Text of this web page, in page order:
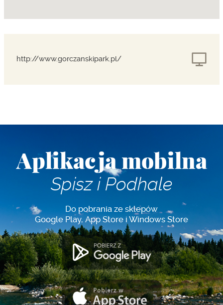
http://www.gorczanskipark.pl/
Aplikacja mobilna
Spisz i Podhale
Do pobrania ze sklepów
Google Play, App Store i Windows Store